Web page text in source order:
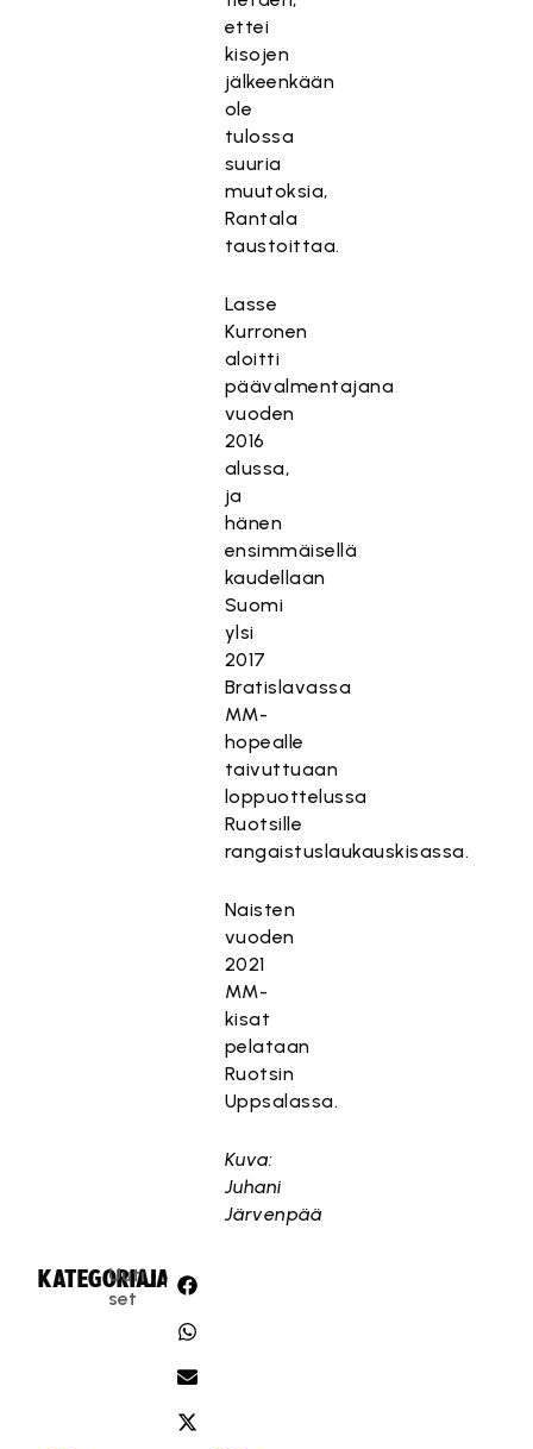
ettei
kisojen
jälkeenkään
ole
tulossa
suuria
muutoksia,
Rantala
taustoittaa.
Lasse
Kurronen
aloitti
päävalmentajana
vuoden
2016
alussa,
ja
hänen
ensimmäisellä
kaudellaan
Suomi
ylsi
2017
Bratislavassa
MM-
hopealle
taivuttuaan
loppuottelussa
Ruotsille
rangaistuslaukauskisassa.
Naisten
vuoden
2021
MM-
kisat
pelataan
Ruotsin
Uppsalassa.
Kuva:
Juhani
Järvenpää
KATEGORIA:
Uuti
set
JAA: